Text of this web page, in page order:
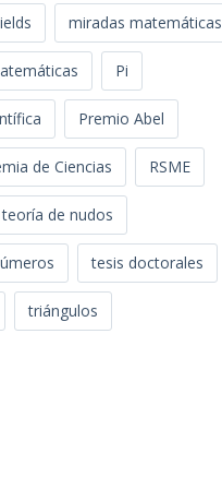
miradas matemáticas
Pi
Premio Abel
de Ciencias RSME
teoría de nudos
tesis doctorales
triángulos